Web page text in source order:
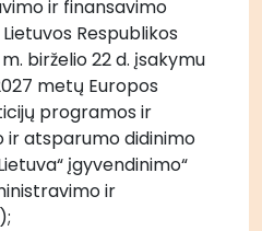
ir finansavimo
Respublikos
birželio 22 d. įsakymu
metų Europos
programos ir
ir atsparumo didinimo
įgyvendinimo“
ir